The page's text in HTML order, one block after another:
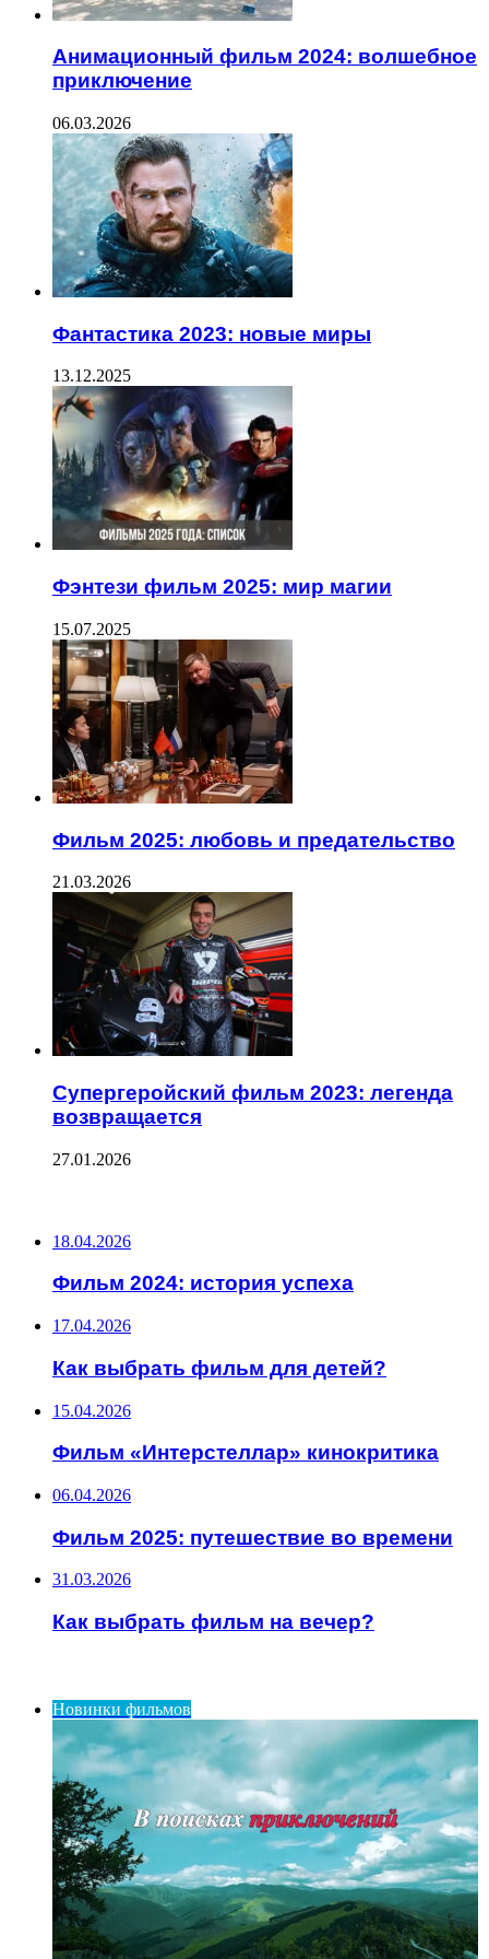
Анимационный фильм 2024: волшебное
приключение
06.03.2026
Фантастика 2023: новые миры
13.12.2025
Фэнтези фильм 2025: мир магии
15.07.2025
Фильм 2025: любовь и предательство
21.03.2026
Супергеройский фильм 2023: легенда
возвращается
27.01.2026
18.04.2026
Фильм 2024: история успеха
17.04.2026
Как выбрать фильм для детей?
15.04.2026
Фильм «Интерстеллар» кинокритика
06.04.2026
Фильм 2025: путешествие во времени
31.03.2026
Как выбрать фильм на вечер?
Новинки фильмов